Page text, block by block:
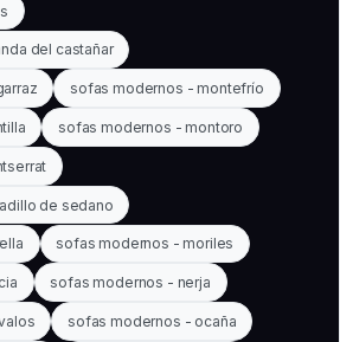
del castañar
sofas modernos - montefrío
sofas modernos - montoro
de sedano
sofas modernos - moriles
sofas modernos - nerja
sofas modernos - ocaña